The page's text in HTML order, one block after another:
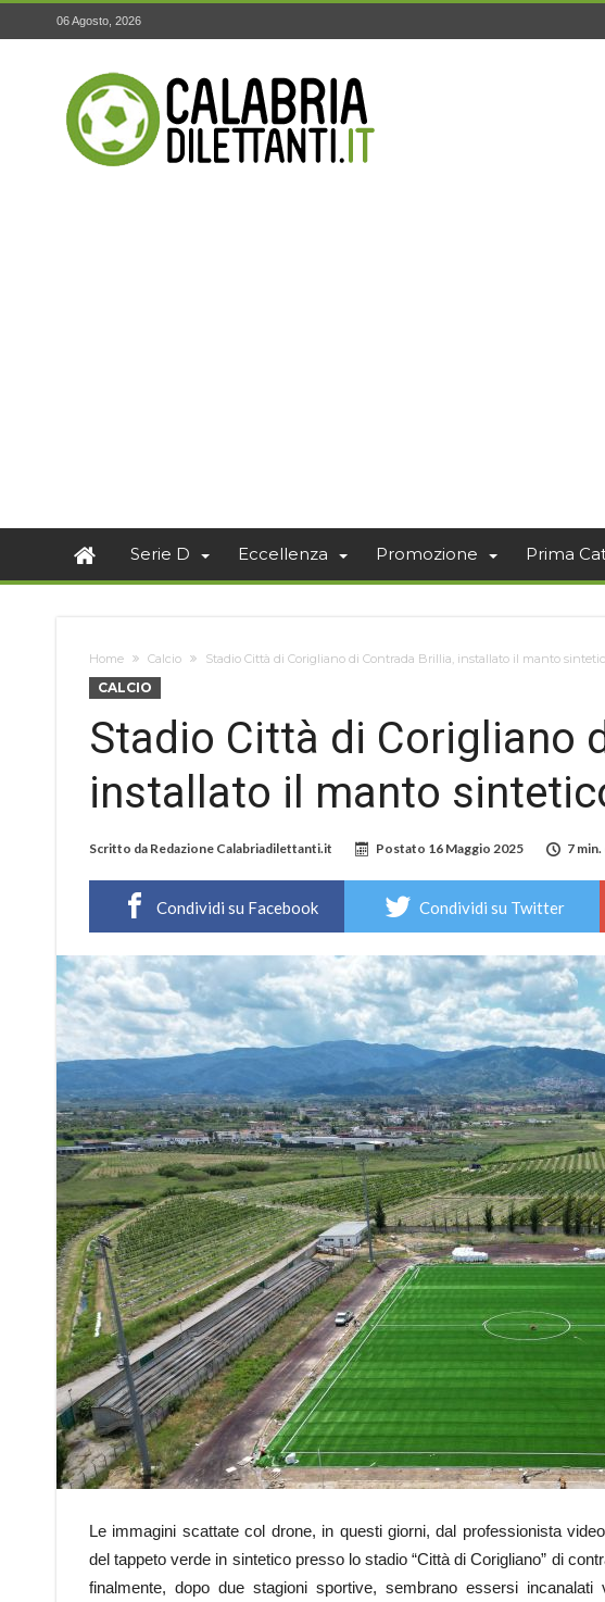
06 Agosto, 2026
Serie D Eccellenza Promozione Prima
Home Calcio Stadio Città di Corigliano di Contrada Brillia, installato il manto
CALCIO
Stadio Città di Corigliano
installato il manto
Scritto da Redazione Calabriadilettanti.it Postato 16 Maggio 2025 7
Condividi su Facebook Condividi su Twitter
Le immagini scattate col drone, in questi giorni, dal professionista
del tappeto verde in sintetico presso lo stadio “Città di Corigliano” di
finalmente, dopo due stagioni sportive, sembrano essersi